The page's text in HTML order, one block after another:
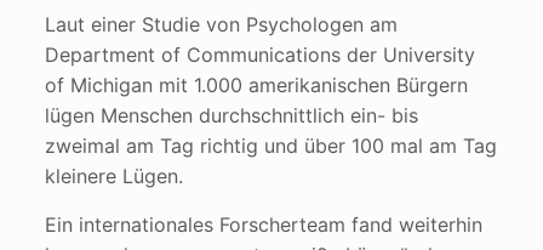
Laut einer Studie von Psychologen am
Department of Communications der University
of Michigan mit 1.000 amerikanischen Bürgern
lügen Menschen durchschnittlich ein- bis
zweimal am Tag richtig und über 100 mal am Tag
kleinere Lügen.
Ein internationales Forscherteam fand weiterhin